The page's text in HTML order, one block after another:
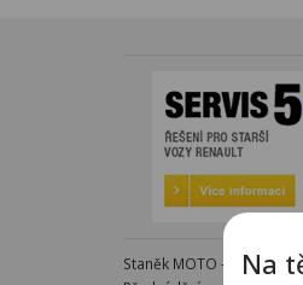
Staněk MOTO - Na